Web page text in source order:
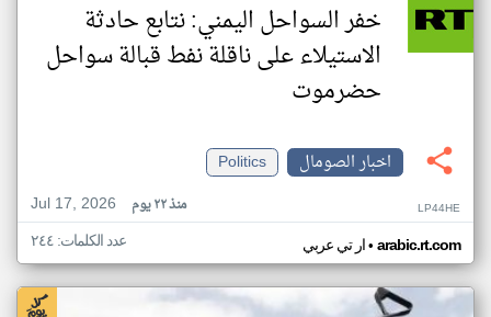
خفر السواحل اليمني: نتابع حادثة
الاستيلاء على ناقلة نفط قبالة سواحل
حضرموت
اخبار الصومال
Politics
Jul 17, 2026
منذ ٢٢ يوم LP44HE
ار تي عربي• arabic.rt.com عدد الكلمات: ٢٤٤